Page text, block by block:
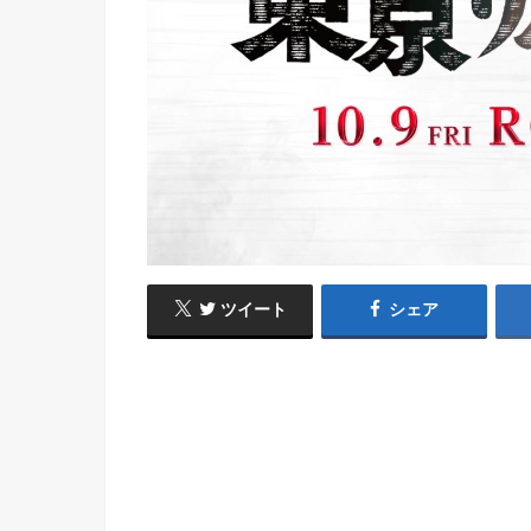
ツイート シェア